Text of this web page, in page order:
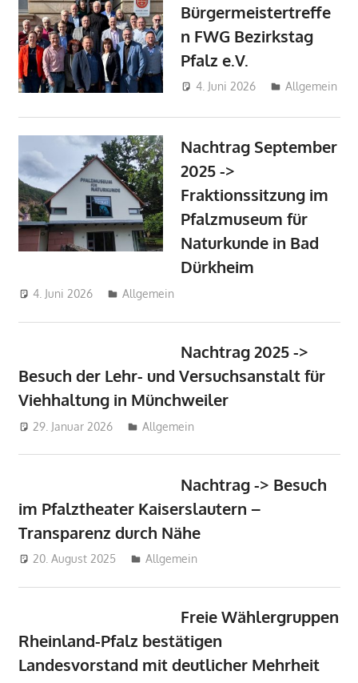
Bürgermeistertreffe
n FWG Bezirkstag
Pfalz e.V.
4. Juni 2026
Michel
Allgemein
Nachtrag September
2025 ->
Fraktionssitzung im
Pfalzmuseum für
Naturkunde in Bad
Dürkheim
4. Juni 2026 Michel Grandmaire
Allgemein
Nachtrag 2025 ->
Besuch der Lehr- und Versuchsanstalt für
Viehhaltung in Münchweiler
29. Januar 2026 Michel Grandmaire
Allgemein
Nachtrag -> Besuch
im Pfalztheater Kaiserslautern –
Transparenz durch Nähe
20. August 2025 Michel Grandmaire
Allgemein
Freie Wählergruppen
Rheinland-Pfalz bestätigen
Landesvorstand mit deutlicher Mehrheit